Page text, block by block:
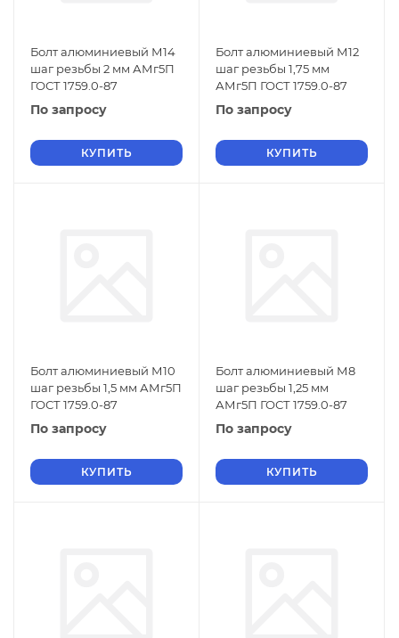
Болт алюминиевый М14
шаг резьбы 2 мм АМг5П
ГОСТ 1759.0-87
По запросу
КУПИТЬ
Болт алюминиевый М12
шаг резьбы 1,75 мм
АМг5П ГОСТ 1759.0-87
По запросу
КУПИТЬ
Болт алюминиевый М10
шаг резьбы 1,5 мм АМг5П
ГОСТ 1759.0-87
По запросу
КУПИТЬ
Болт алюминиевый М8
шаг резьбы 1,25 мм
АМг5П ГОСТ 1759.0-87
По запросу
КУПИТЬ